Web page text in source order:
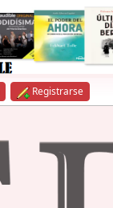
Registrarse